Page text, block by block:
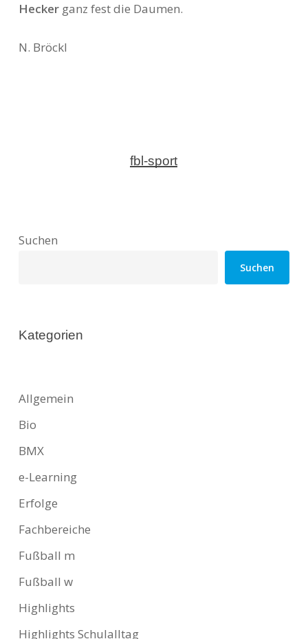
Heckerganz fest die Daumen.
N. Bröckl
fbl-sport
Suchen
Suchen
Kategorien
Allgemein
Bio
BMX
e-Learning
Erfolge
Fachbereiche
Fußball m
Fußball w
Highlights
Highlights Schulalltag